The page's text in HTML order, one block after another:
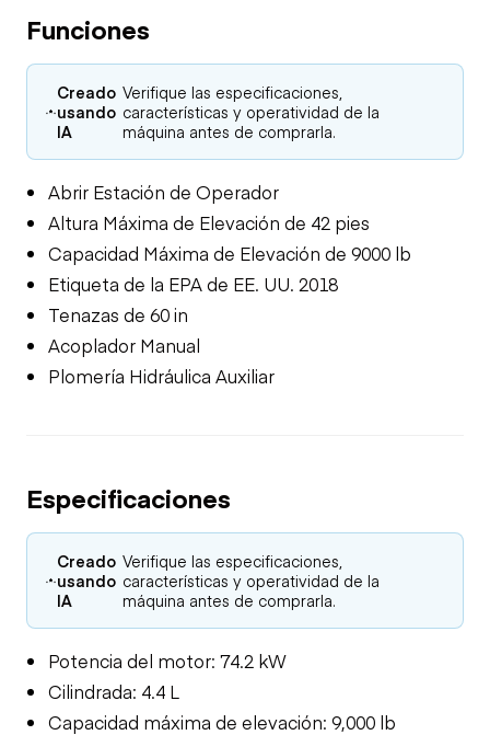
Funciones
Creado
usando
IA
Verifique las especificaciones,
características y operatividad de la
máquina antes de comprarla.
Abrir Estación de Operador
Altura Máxima de Elevación de 42 pies
Capacidad Máxima de Elevación de 9000 lb
Etiqueta de la EPA de EE. UU. 2018
Tenazas de 60 in
Acoplador Manual
Plomería Hidráulica Auxiliar
Especificaciones
Creado
usando
IA
Verifique las especificaciones,
características y operatividad de la
máquina antes de comprarla.
Potencia del motor: 74.2 kW
Cilindrada: 4.4 L
Capacidad máxima de elevación: 9,000 lb